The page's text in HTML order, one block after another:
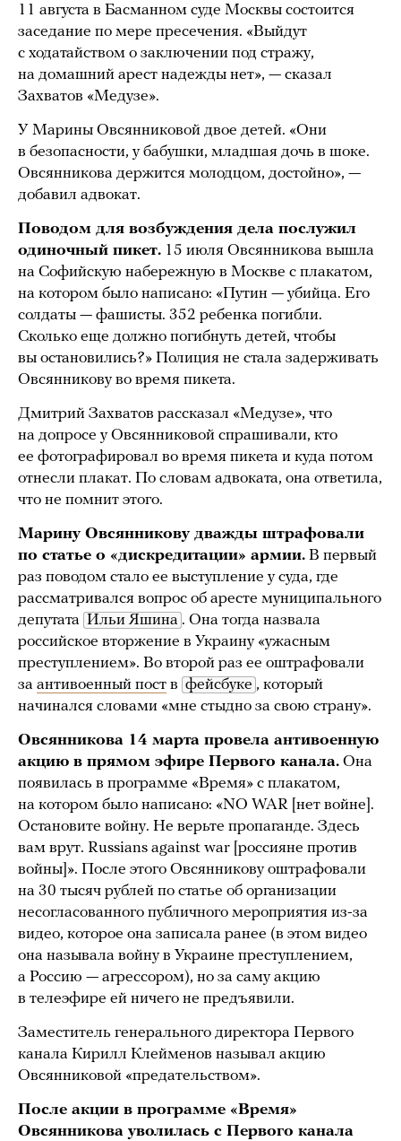
11 августа в Басманном суде Москвы состоится
заседание по мере пресечения. «Выйдут
с ходатайством о заключении под стражу,
на домашний арест надежды нет», — сказал
Захватов «Медузе».
У Марины Овсянниковой двое детей. «Они
в безопасности, у бабушки, младшая дочь в шоке.
Овсянникова держится молодцом, достойно», —
добавил адвокат.
Поводом для возбуждения дела послужил
одиночный пикет. 15 июля Овсянникова вышла
на Софийскую набережную в Москве с плакатом,
на котором было написано: «Путин — убийца. Его
солдаты — фашисты. 352 ребенка погибли.
Сколько еще должно погибнуть детей, чтобы
вы остановились?» Полиция не стала задерживать
Овсянникову во время пикета.
Дмитрий Захватов рассказал «Медузе», что
на допросе у Овсянниковой спрашивали, кто
ее фотографировал во время пикета и куда потом
отнесли плакат. По словам адвоката, она ответила,
что не помнит этого.
Марину Овсянникову дважды штрафовали
по статье о «дискредитации» армии. В первый
раз поводом стало ее выступление у суда, где
рассматривался вопрос об аресте муниципального
депутата Ильи Яшина . Она тогда назвала
российское вторжение в Украину «ужасным
преступлением». Во второй раз ее оштрафовали
за антивоенный пост в фейсбуке , который
начинался словами «мне стыдно за свою страну».
Овсянникова 14 марта провела антивоенную
акцию в прямом эфире Первого канала. Она
появилась в программе «Время» с плакатом,
на котором было написано: «NO WAR [нет войне].
Остановите войну. Не верьте пропаганде. Здесь
вам врут. Russians against war [россияне против
войны]». После этого Овсянникову оштрафовали
на 30 тысяч рублей по статье об организации
несогласованного публичного мероприятия из-за
видео, которое она записала ранее (в этом видео
она называла войну в Украине преступлением,
а Россию — агрессором), но за саму акцию
в телеэфире ей ничего не предъявили.
Заместитель генерального директора Первого
канала Кирилл Клейменов называл акцию
Овсянниковой «предательством».
После акции в программе «Время»
Овсянникова уволилась с Первого канала